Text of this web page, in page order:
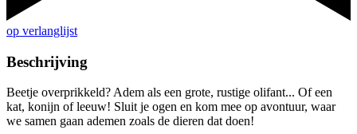
op verlanglijst
Beschrijving
Beetje overprikkeld? Adem als een grote, rustige olifant... Of een
kat, konijn of leeuw! Sluit je ogen en kom mee op avontuur, waar
we samen gaan ademen zoals de dieren dat doen!